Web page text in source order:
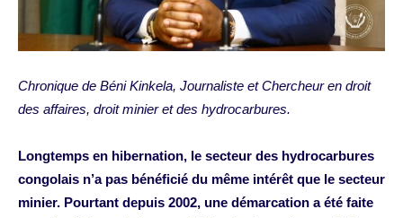
Chronique de Béni Kinkela, Journaliste et Chercheur en droit
des affaires, droit minier et des hydrocarbures.
Longtemps en hibernation, le secteur des hydrocarbures
congolais n’a pas bénéficié du même intérêt que le secteur
minier. Pourtant depuis 2002, une démarcation a été faite